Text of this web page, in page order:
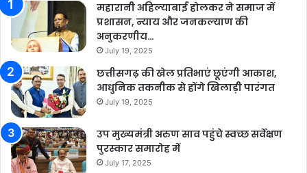
महारानी अहिल्याबाई होलकर ने समाज में
प्रशासन, न्याय और जनकल्याण की
अनुकरणीय…
July 19, 2025
छत्तीसगढ़ की खेल प्रतिभाएं छूएंगी आकाश,
आधुनिक तकनीक से होंगे खिलाड़ी पारंगत
July 19, 2025
उप मुख्यमंत्री अरुण साव पहुंचे स्वच्छ सर्वेक्षण
पुरस्कार समारोह में
July 17, 2025